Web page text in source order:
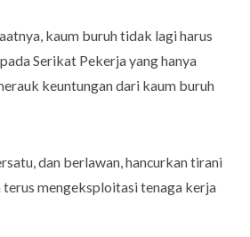
kaum buruh tidak lagi harus
Serikat Pekerja yang hanya
keuntungan dari kaum buruh
dan berlawan, hancurkan tirani
terus mengeksploitasi tenaga kerja